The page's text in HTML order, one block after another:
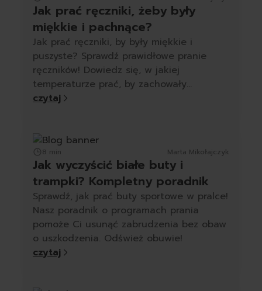
Jak prać ręczniki, żeby były
miękkie i pachnące?
Jak prać ręczniki, by były miękkie i
puszyste? Sprawdź prawidłowe pranie
ręczników! Dowiedz się, w jakiej
temperaturze prać, by zachowały
miękkość.
czytaj
8 min Marta Mikołajczyk
Jak wyczyścić białe buty i
trampki? Kompletny poradnik
Sprawdź, jak prać buty sportowe w pralce!
Nasz poradnik o programach prania
pomoże Ci usunąć zabrudzenia bez obaw
o uszkodzenia. Odśwież obuwie!
czytaj